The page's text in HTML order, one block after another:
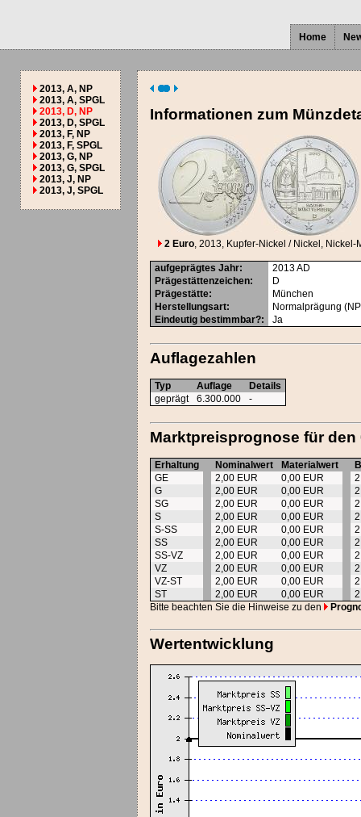
Home
2013, A, NP
2013, A, SPGL
2013, D, NP
2013, D, SPGL
2013, F, NP
2013, F, SPGL
2013, G, NP
2013, G, SPGL
2013, J, NP
2013, J, SPGL
Informationen zum
2 Euro, 2013, Kupfer-Nickel / Nickel, Nickel-
aufgeprägtes Jahr: 2013AD
Prägestättenzeichen:
D
Prägestätte:
München
Herstellungsart:
Normalprägung
Eindeutig bestimmbar?: Ja
Auflagezahlen
Typ Auflage
Details
geprägt
6.300.000 -
Marktpreisprognose für den
Erhaltung Nominalwert Materialwert
GE
2,00 EUR 0,00 EUR
G
2,00 EUR 0,00 EUR
SG
2,00 EUR 0,00 EUR
S
2,00 EUR 0,00 EUR
S-SS
2,00 EUR 0,00 EUR
SS
2,00 EUR 0,00 EUR
SS-VZ
2,00 EUR 0,00 EUR
VZ
2,00 EUR 0,00 EUR
VZ-ST
2,00 EUR 0,00 EUR
ST
2,00 EUR 0,00 EUR
Bitte beachten Sie die Hinweise zu den
Wertentwicklung